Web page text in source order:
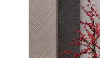
HARGA
SITEMAP